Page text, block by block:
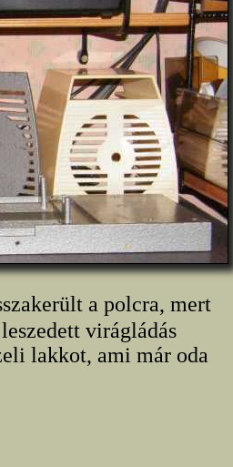
a polcra, mert
virágládás
lakkot, ami már oda